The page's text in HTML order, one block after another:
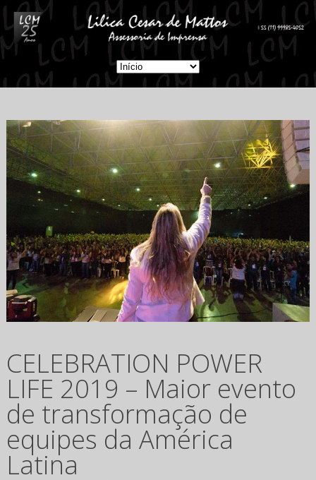
CELEBRATION POWER
LIFE 2019 – Maior evento
de transformação de
equipes da América
Latina